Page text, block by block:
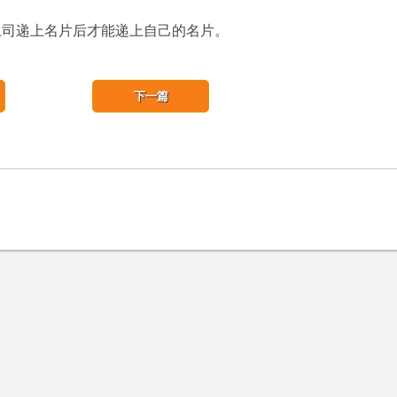
递上名片后才能递上自己的名片。
下一篇